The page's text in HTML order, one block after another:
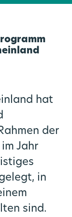
hat
der
Jahr
in
sind.